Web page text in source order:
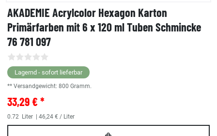
AKADEMIE Acrylcolor Hexagon Karton
Primärfarben mit 6 x 120 ml Tuben Schmincke
76 781 097
Lagernd - sofort lieferbar
** Versandgewicht: 800 Gramm.
33,29 € *
0.72 Liter | 46,24 € / Liter